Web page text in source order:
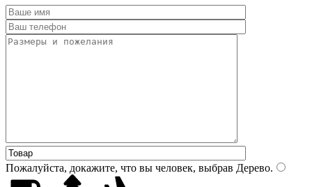
Пожалуйста, докажите, что вы человек, выбрав Дерево.